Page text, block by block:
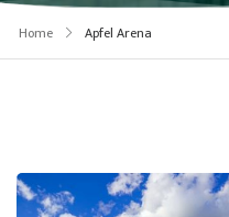
Home Apfel Arena